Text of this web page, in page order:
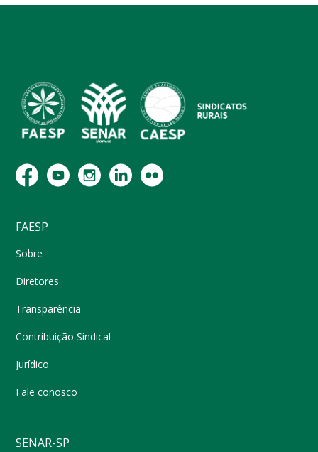
FAESP
Sobre
Diretores
Transparência
Contribuição Sindical
Jurídico
Fale conosco
SENAR-SP